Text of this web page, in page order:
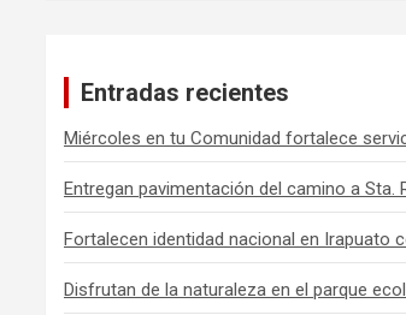
Entradas recientes
Miércoles en tu Comunidad fortalece
Entregan pavimentación del camino a Sta.
Fortalecen identidad nacional en Irapuato
Disfrutan de la naturaleza en el parque